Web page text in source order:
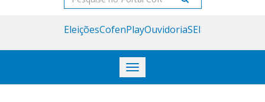
EleiçõesCofenPlayOuvidoriaSEI
Toggle
navigation